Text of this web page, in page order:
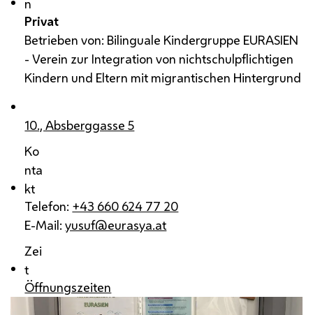
Privat
Betrieben von: Bilinguale Kindergruppe EURASIEN
- Verein zur Integration von nichtschulpflichtigen
Kindern und Eltern mit migrantischen Hintergrund
10., Absberggasse 5
Ko
nta
kt
Telefon: +43 660 624 77 20
E-Mail:yusuf@eurasya.at
Zei
t
Öffnungszeiten